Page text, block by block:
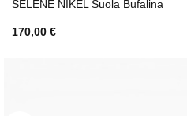
SELENE NIKEL Suola Bufalina
170,00 €